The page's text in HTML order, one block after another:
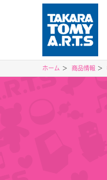
ホーム 商品情報